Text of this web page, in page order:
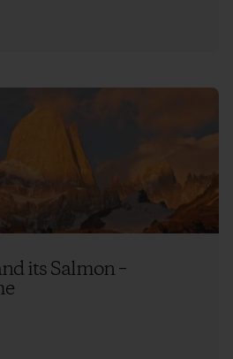
its Salmon –